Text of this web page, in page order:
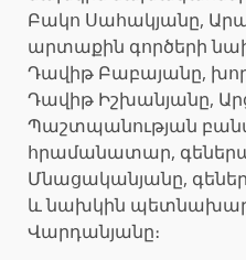
Բակո Սահակյանը,
արտաքին գործերի
Դավիթ Բաբայանը,
Դավիթ Իշխանյանը,
Պաշտպանության
հրամանատար,
Մնացականյանը,
և նախկին
Վարդանյանը։